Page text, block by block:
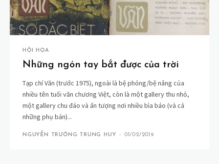
HỘI HỌA
Những ngón tay bắt được của trời
Tạp chí Văn (trước 1975), ngoài là bệ phóng/bệ nâng của
nhiều tên tuổi văn chương Việt, còn là một gallery thu nhỏ,
một gallery chu đáo và ấn tượng nơi nhiều bìa báo (và cả
những phụ bản)...
NGUYỄN TRƯỜNG TRUNG HUY - 01/02/2019